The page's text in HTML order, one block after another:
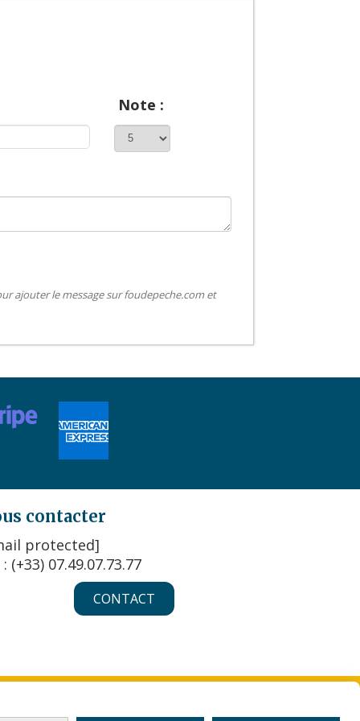
Note :
ajouter le message sur foudepeche.com et
contacter
protected]
(+33) 07.49.07.73.77
CONTACT